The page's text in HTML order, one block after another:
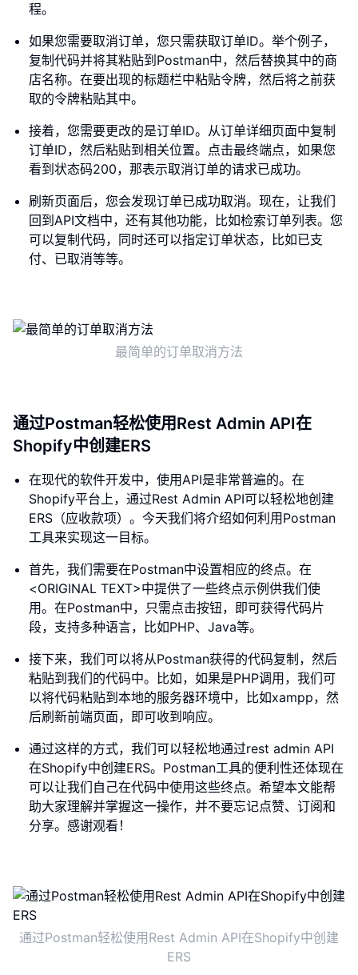
程。
如果您需要取消订单，您只需获取订单ID。举个例子，
复制代码并将其粘贴到Postman中，然后替换其中的商
店名称。在要出现的标题栏中粘贴令牌，然后将之前获
取的令牌粘贴其中。
接着，您需要更改的是订单ID。从订单详细页面中复制
订单ID，然后粘贴到相关位置。点击最终端点，如果您
看到状态码200，那表示取消订单的请求已成功。
刷新页面后，您会发现订单已成功取消。现在，让我们
回到API文档中，还有其他功能，比如检索订单列表。您
可以复制代码，同时还可以指定订单状态，比如已支
付、已取消等等。
最简单的订单取消方法
通过Postman轻松使用Rest Admin API在
Shopify中创建ERS
在现代的软件开发中，使用API是非常普遍的。在
Shopify平台上，通过Rest Admin API可以轻松地创建
ERS（应收款项）。今天我们将介绍如何利用Postman
工具来实现这一目标。
首先，我们需要在Postman中设置相应的终点。在
<ORIGINAL TEXT>中提供了一些终点示例供我们使
用。在Postman中，只需点击按钮，即可获得代码片
段，支持多种语言，比如PHP、Java等。
接下来，我们可以将从Postman获得的代码复制，然后
粘贴到我们的代码中。比如，如果是PHP调用，我们可
以将代码粘贴到本地的服务器环境中，比如xampp，然
后刷新前端页面，即可收到响应。
通过这样的方式，我们可以轻松地通过rest admin API
在Shopify中创建ERS。Postman工具的便利性还体现在
可以让我们自己在代码中使用这些终点。希望本文能帮
助大家理解并掌握这一操作，并不要忘记点赞、订阅和
分享。感谢观看！
通过Postman轻松使用Rest Admin API在Shopify中创建
ERS